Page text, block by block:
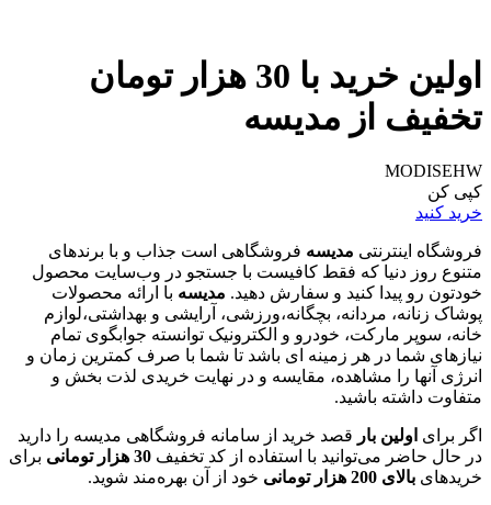
اولین خرید با 30 هزار تومان
تخفیف از مدیسه
MODISEHW
کپی کن
خرید کنید
فروشگاه اینترنتی مدیسه فروشگاهی است جذاب و با برندهای
متنوع روز دنیا که فقط کافیست با جستجو در وب‌سایت محصول
خودتون رو پیدا کنید و سفارش دهید. مدیسه با ارائه محصولات
پوشاک زنانه، مردانه، بچگانه،ورزشی، آرایشی و بهداشتی،لوازم
خانه، سوپر مارکت، خودرو و الکترونیک توانسته جوابگوی تمام
نیازهای شما در هر زمینه ای باشد تا شما با صرف کمترین زمان و
انرژی آنها را مشاهده، مقایسه و در نهایت خریدی لذت بخش و
متفاوت داشته باشید.
اگر برای اولین بار قصد خرید از سامانه فروشگاهی مدیسه را دارید
در حال حاضر می‌توانید با استفاده از کد تخفیف 30 هزار تومانی
برای
خریدهای بالای 200 هزار تومانی خود از آن بهره‌مند شوید.